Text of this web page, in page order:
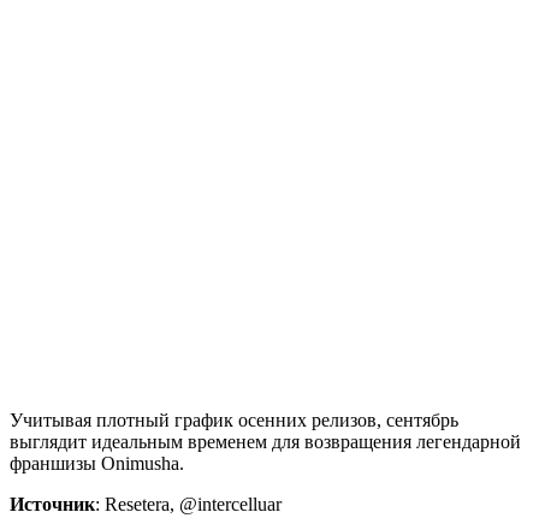
Учитывая плотный график осенних релизов, сентябрь
выглядит идеальным временем для возвращения легендарной
франшизы Onimusha.
Источник: Resetera, @intercelluar